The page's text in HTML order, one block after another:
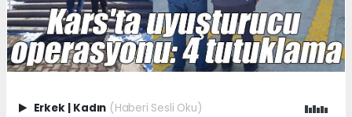
Erkek Kadın (Haberi Sesli Oku)